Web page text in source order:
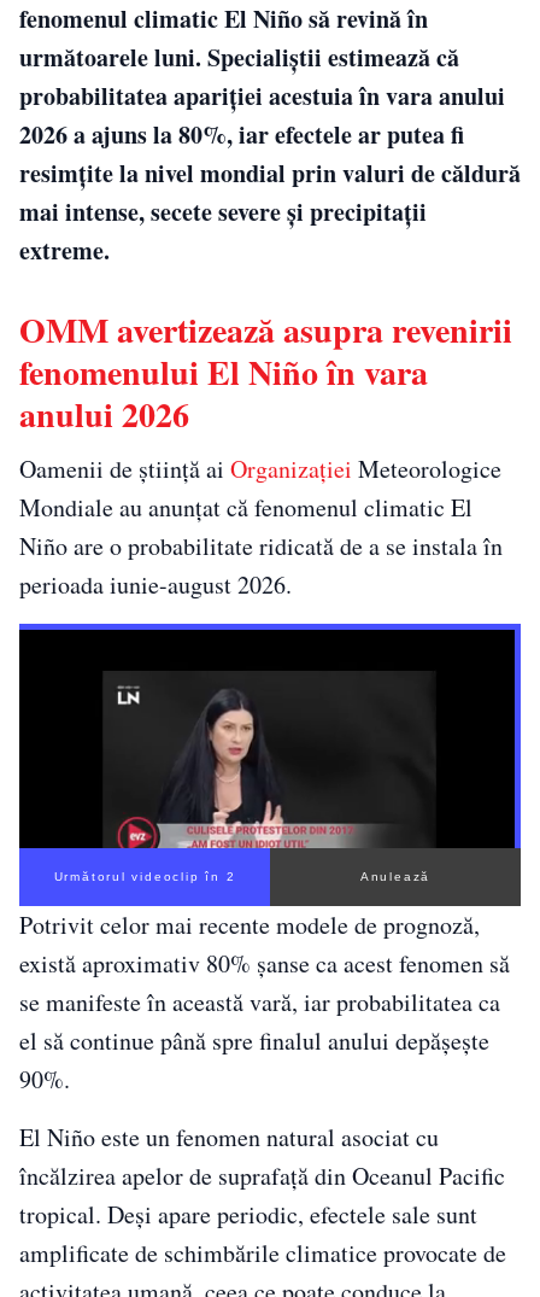
fenomenul climatic El Niño să revină în
următoarele luni. Specialiștii estimează că
probabilitatea apariției acestuia în vara anului
2026 a ajuns la 80%, iar efectele ar putea fi
resimțite la nivel mondial prin valuri de căldură
mai intense, secete severe și precipitații
extreme.
OMM avertizează asupra revenirii
fenomenului El Niño în vara
anului 2026
Oamenii de știință ai Organizației Meteorologice
Mondiale au anunțat că fenomenul climatic El
Niño are o probabilitate ridicată de a se instala în
perioada iunie-august 2026.
Următorul videoclip în 1 Anulează
Potrivit celor mai recente modele de prognoză,
există aproximativ 80% șanse ca acest fenomen să
se manifeste în această vară, iar probabilitatea ca
el să continue până spre finalul anului depășește
90%.
El Niño este un fenomen natural asociat cu
încălzirea apelor de suprafață din Oceanul Pacific
tropical. Deși apare periodic, efectele sale sunt
amplificate de schimbările climatice provocate de